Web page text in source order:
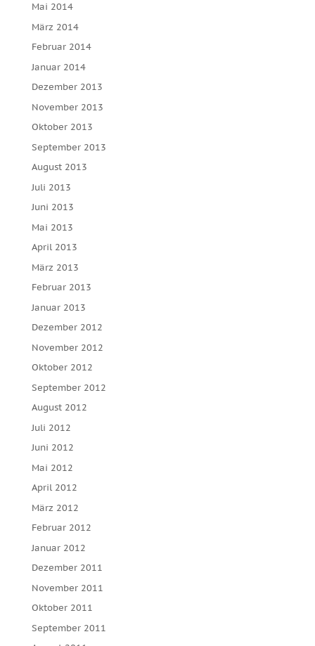
Mai 2014
März 2014
Februar 2014
Januar 2014
Dezember 2013
November 2013
Oktober 2013
September 2013
August 2013
Juli 2013
Juni 2013
Mai 2013
April 2013
März 2013
Februar 2013
Januar 2013
Dezember 2012
November 2012
Oktober 2012
September 2012
August 2012
Juli 2012
Juni 2012
Mai 2012
April 2012
März 2012
Februar 2012
Januar 2012
Dezember 2011
November 2011
Oktober 2011
September 2011